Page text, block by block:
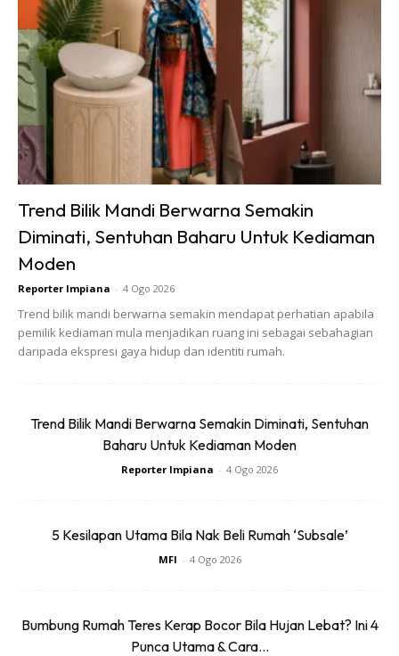
menyebabkan gangguan pada degupan jantung.
Ads
Dalam tempoh sejam, sekiranya seseorang termakan
mengantuk, denyutan jantung menjadi lemah, keletihan,
Trend Bilik Mandi Berwarna Semakin
Diminati, Sentuhan Baharu Untuk Kediaman
Moden
Reporter Impiana - 4 Ogo 2026
Trend bilik mandi berwarna semakin mendapat perhatian apabila
pemilik kediaman mula menjadikan ruang ini sebagai sebahagian
daripada ekspresi gaya hidup dan identiti rumah.
Trend Bilik Mandi Berwarna Semakin Diminati, Sentuhan
Baharu Untuk Kediaman Moden
Reporter Impiana - 4 Ogo 2026
5 Kesilapan Utama Bila Nak Beli Rumah ‘Subsale’
MFI - 4 Ogo 2026
Bumbung Rumah Teres Kerap Bocor Bila Hujan Lebat? Ini 4
Punca Utama & Cara...